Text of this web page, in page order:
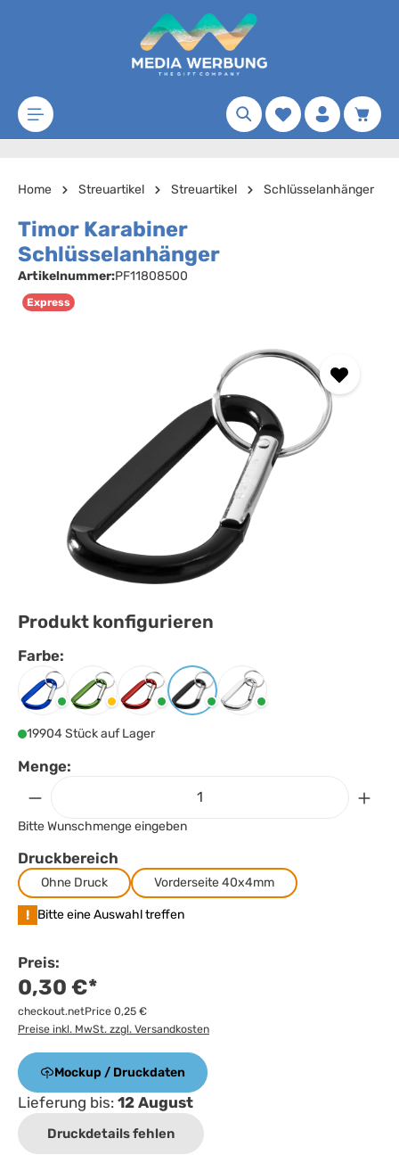
Zum Hauptinhalt springen
Merkzettel
Home Streuartikel Streuartikel Schlüsselanhänger
Timor Karabiner
Schlüsselanhänger
Artikelnummer:PF11808500
Express
Produkt konfigurieren
Farbe:
Farbeauswählen
Blau Grün Rot Schwarz Silber
19904 Stück auf Lager
Menge:
Bitte Wunschmenge eingeben
Druckbereich
Ohne Druck Vorderseite 40x4mm
! Bitte eine Auswahl treffen
Preis:
0,30 €*
checkout.netPrice 0,25 €
Preise inkl. MwSt. zzgl. Versandkosten
Mockup / Druckdaten
Lieferung bis: 12 August
Druckdetails fehlen